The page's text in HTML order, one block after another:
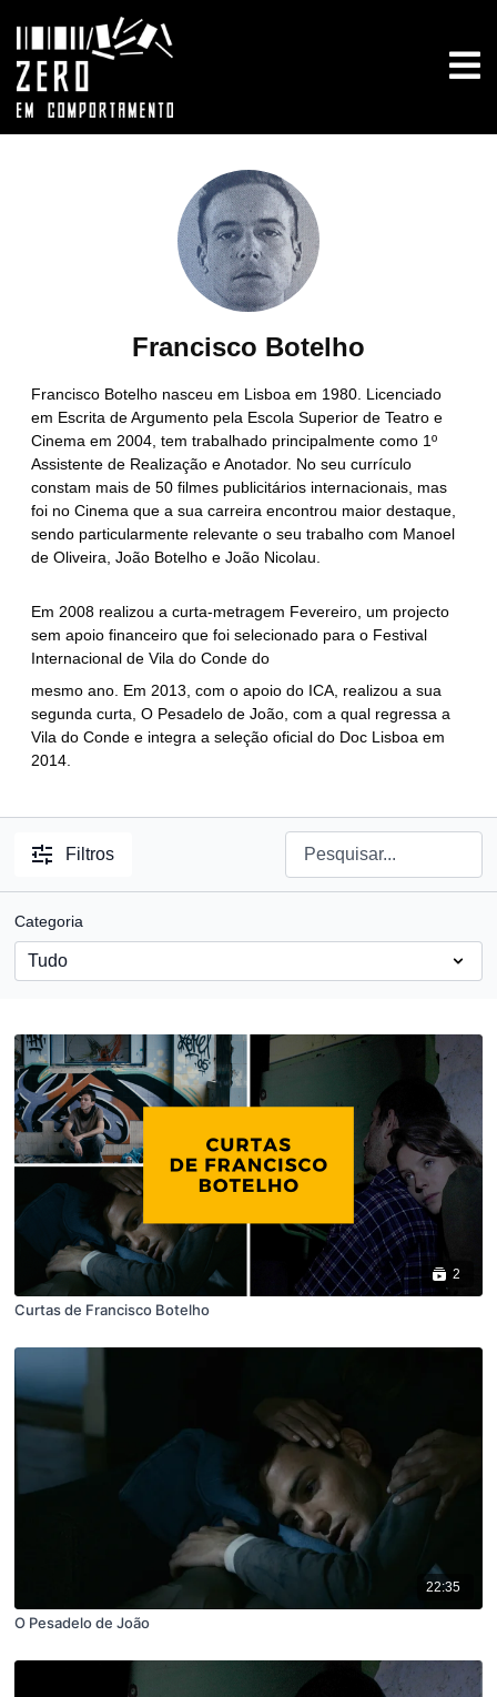
Francisco Botelho
Francisco Botelho nasceu em Lisboa em 1980. Licenciado
em Escrita de Argumento pela Escola Superior de Teatro e
Cinema em 2004, tem trabalhado principalmente como 1º
Assistente de Realização e Anotador. No seu currículo
constam mais de 50 filmes publicitários internacionais, mas
foi no Cinema que a sua carreira encontrou maior destaque,
sendo particularmente relevante o seu trabalho com Manoel
de Oliveira, João Botelho e João Nicolau.
Em 2008 realizou a curta-metragem Fevereiro, um projecto
sem apoio financeiro que foi selecionado para o Festival
Internacional de Vila do Conde do
mesmo ano. Em 2013, com o apoio do ICA, realizou a sua
segunda curta, O Pesadelo de João, com a qual regressa a
Vila do Conde e integra a seleção oficial do Doc Lisboa em
2014.
Filtros
Categoria
2
Curtas de Francisco Botelho
22:35
O Pesadelo de João